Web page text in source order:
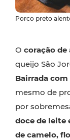
Porco preto
O coração de
queijo São
Bairrada
mesmo de
por
doce de leite
de camelo,